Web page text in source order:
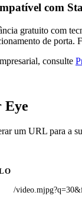
com
gratuito com
de
consulte
Eye
um URL para a
/